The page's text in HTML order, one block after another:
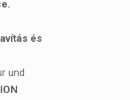
és
und